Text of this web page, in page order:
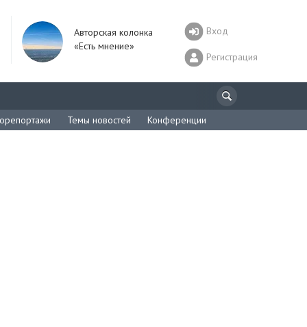
Авторская колонка
«Есть мнение»
Вход
Регистрация
Темы новостей Конференции